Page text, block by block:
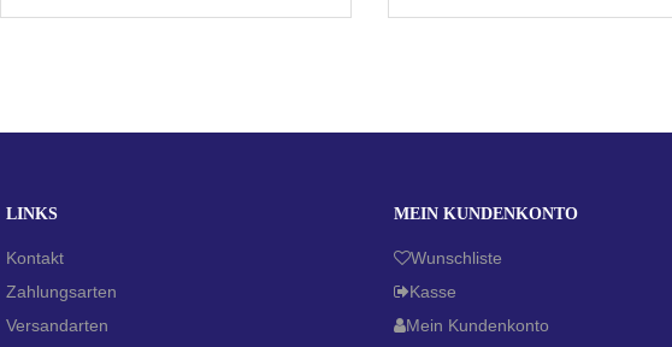
LINKS
Kontakt
Zahlungsarten
Versandarten
MEIN KUNDENKONTO
Wunschliste
Kasse
Mein Kundenkonto